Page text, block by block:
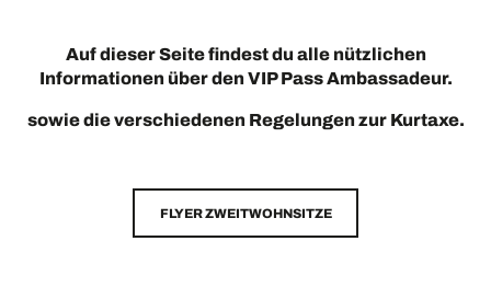
Auf dieser Seite findest du alle nützlichen
Informationen überden VIP Pass Ambassadeur.
sowie die verschiedenen Regelungen zur Kurtaxe.
FLYER ZWEITWOHNSITZE